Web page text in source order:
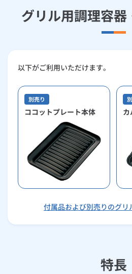
グリル用調理容
以下がご利用いただけます。
別売り
ココットプレート本体 カ
付属品および別売りのグリ
特長